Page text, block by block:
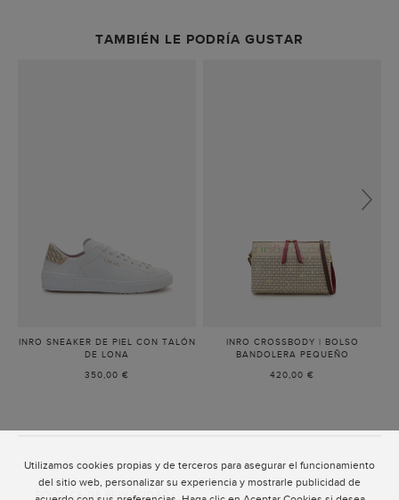
Utilizamos cookies propias y de terceros para asegurar el funcionamiento
del sitio web, personalizar su experiencia y mostrarle publicidad de
TAMBIÉN LE PODRÍA GUSTAR
INRO SNEAKER DE PIEL CON TALÓN
DE LONA
350,00 €
INRO CROSSBODY | BOLSO
BANDOLERA PEQUEÑO
420,00 €
ATENCIÓN AL CLIENTE
POLÍTICA DE PRIVACIDAD